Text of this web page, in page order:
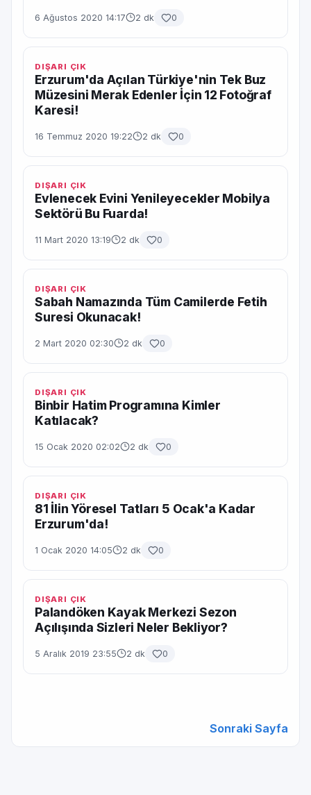
6 Ağustos 2020 14:17 2 dk 0
DIŞARI ÇIK
Erzurum'da Açılan Türkiye'nin Tek Buz
Müzesini Merak Edenler İçin 12 Fotoğraf
Karesi!
16 Temmuz 2020 19:22 2 dk 0
DIŞARI ÇIK
Evlenecek Evini Yenileyecekler Mobilya
Sektörü Bu Fuarda!
11 Mart 2020 13:19 2 dk 0
DIŞARI ÇIK
Sabah Namazında Tüm Camilerde Fetih
Suresi Okunacak!
2 Mart 2020 02:30 2 dk 0
DIŞARI ÇIK
Binbir Hatim Programına Kimler
Katılacak?
15 Ocak 2020 02:02 2 dk 0
DIŞARI ÇIK
81 İlin Yöresel Tatları 5 Ocak'a Kadar
Erzurum'da!
1 Ocak 2020 14:05 2 dk 0
DIŞARI ÇIK
Palandöken Kayak Merkezi Sezon
Açılışında Sizleri Neler Bekliyor?
5 Aralık 2019 23:55 2 dk 0
Sonraki Sayfa